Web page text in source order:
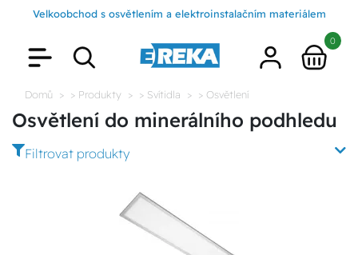
Velkoobchod s osvětlením a elektroinstalačním materiálem
0
Domů > Produkty > Svítidla > Osvětlení
Osvětlení do minerálního podhledu
Filtrovat produkty